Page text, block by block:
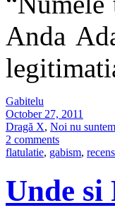
Anda
Gabitelu
October 27, 2011
Dragă X, Noi nu
2 comments
flatulatie, gabism,
Unde si